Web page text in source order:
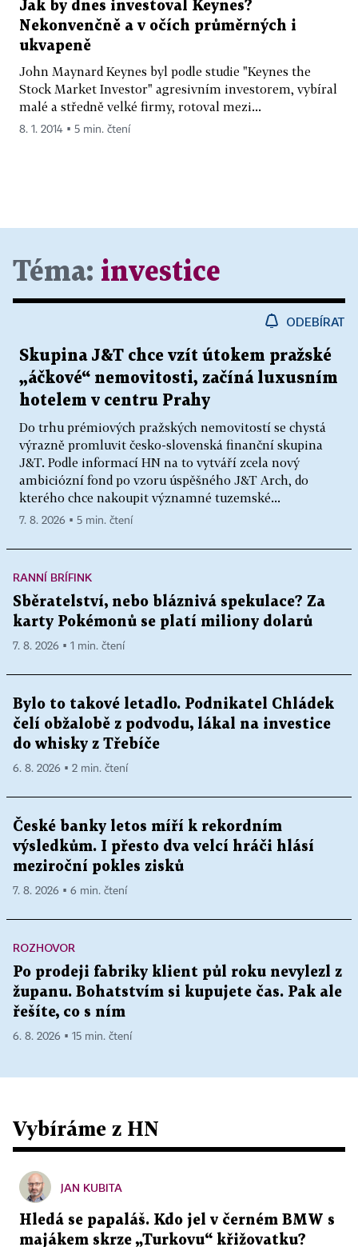
Jak by dnes investoval Keynes?
Nekonvenčně a v očích průměrných i
ukvapeně
John Maynard Keynes byl podle studie "Keynes the
Stock Market Investor" agresivním investorem, vybíral
malé a středně velké firmy, rotoval mezi...
8. 1. 2014 ▪ 5 min. čtení
Téma: investice
ODEBÍRAT
Skupina J&T chce vzít útokem pražské
„áčkové“ nemovitosti, začíná luxusním
hotelem v centru Prahy
Do trhu prémiových pražských nemovitostí se chystá
výrazně promluvit česko-slovenská finanční skupina
J&T. Podle informací HN na to vytváří zcela nový
ambiciózní fond po vzoru úspěšného J&T Arch, do
kterého chce nakoupit významné tuzemské...
7. 8. 2026 ▪ 5 min. čtení
RANNÍ BRÍFINK
Sběratelství, nebo bláznivá spekulace? Za
karty Pokémonů se platí miliony dolarů
7. 8. 2026 ▪ 1 min. čtení
Bylo to takové letadlo. Podnikatel Chládek
čelí obžalobě z podvodu, lákal na investice
do whisky z Třebíče
6. 8. 2026 ▪ 2 min. čtení
České banky letos míří k rekordním
výsledkům. I přesto dva velcí hráči hlásí
meziroční pokles zisků
7. 8. 2026 ▪ 6 min. čtení
ROZHOVOR
Po prodeji fabriky klient půl roku nevylezl z
županu. Bohatstvím si kupujete čas. Pak ale
řešíte, co s ním
6. 8. 2026 ▪ 15 min. čtení
Vybíráme z HN
JAN KUBITA
Hledá se papaláš. Kdo jel v černém BMW s
majákem skrze „Turkovu“ křižovatku?